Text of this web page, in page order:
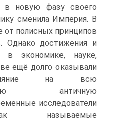
в новую фазу своего
сменила Империя. В
от по­лисных принципов
Однако достижения и
в экономике, науке,
ещё долго оказывали
на всю
античную
исследовате­ли
называемые